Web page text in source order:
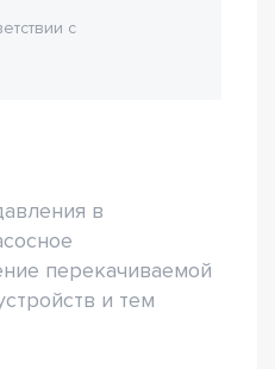
с
в
перекачиваемой
и тем